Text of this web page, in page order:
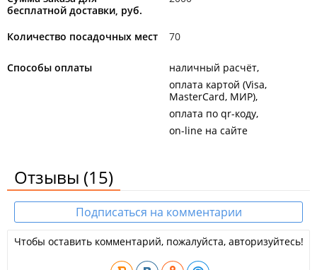
бесплатной доставки, руб.
Количество посадочных мест 70
Способы оплаты
наличный расчёт
оплата картой (Visa,
MasterCard, МИР)
оплата по qr-коду
on-line на сайте
Отзывы (15)
Подписаться на комментарии
Чтобы оставить комментарий, пожалуйста, авторизуйтесь!